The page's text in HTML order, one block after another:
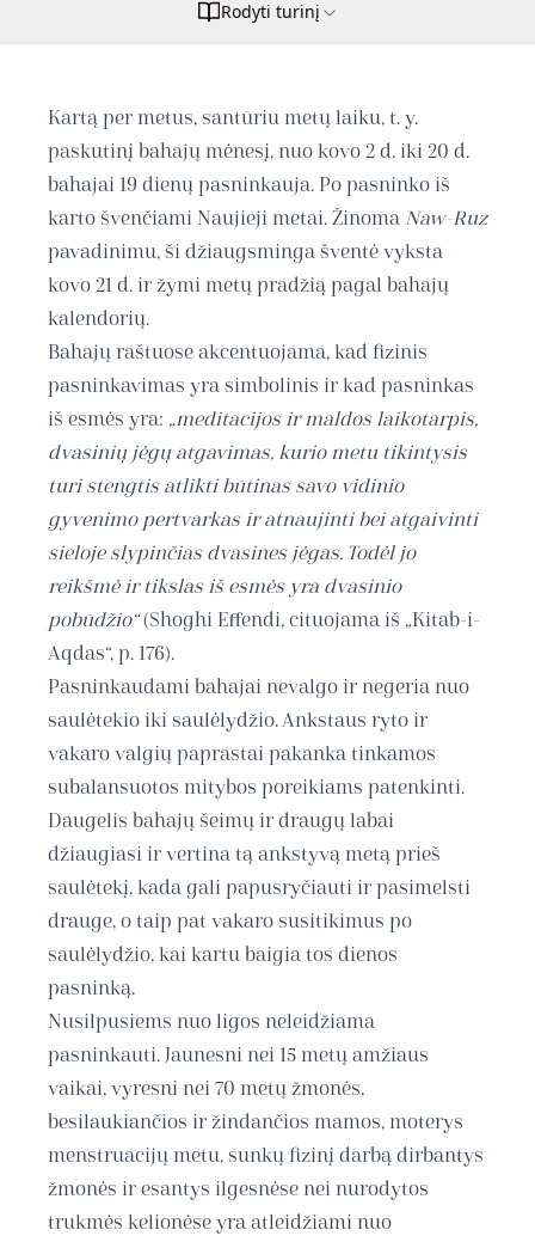
Rodyti turinį
Kartą per metus, santūriu metų laiku, t. y.
paskutinį bahajų mėnesį, nuo kovo 2 d. iki 20 d.
bahajai 19 dienų pasninkauja. Po pasninko iš
karto švenčiami Naujieji metai. Žinoma Naw-Ruz
pavadinimu, ši džiaugsminga šventė vyksta
kovo 21 d. ir žymi metų pradžią pagal bahajų
kalendorių.
Bahajų raštuose akcentuojama, kad fizinis
pasninkavimas yra simbolinis ir kad pasninkas
iš esmės yra: „meditacijos ir maldos laikotarpis,
dvasinių jėgų atgavimas, kurio metu tikintysis
turi stengtis atlikti būtinas savo vidinio
gyvenimo pertvarkas ir atnaujinti bei atgaivinti
sieloje slypinčias dvasines jėgas. Todėl jo
reikšmė ir tikslas iš esmės yra dvasinio
pobūdžio“(Shoghi Effendi, cituojama iš „Kitab-i-
Aqdas“, p. 176).
Pasninkaudami bahajai nevalgo ir negeria nuo
saulėtekio iki saulėlydžio. Ankstaus ryto ir
vakaro valgių paprastai pakanka tinkamos
subalansuotos mitybos poreikiams patenkinti.
Daugelis bahajų šeimų ir draugų labai
džiaugiasi ir vertina tą ankstyvą metą prieš
saulėtekį, kada gali papusryčiauti ir pasimelsti
drauge, o taip pat vakaro susitikimus po
saulėlydžio, kai kartu baigia tos dienos
pasninką.
Nusilpusiems nuo ligos neleidžiama
pasninkauti. Jaunesni nei 15 metų amžiaus
vaikai, vyresni nei 70 metų žmonės,
besilaukiančios ir žindančios mamos, moterys
menstruacijų metu, sunkų fizinį darbą dirbantys
žmonės ir esantys ilgesnėse nei nurodytos
trukmės kelionėse yra atleidžiami nuo